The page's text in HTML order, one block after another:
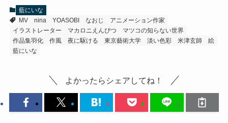
藍にいな
MV
nina YOASOBI なおじ
アニメーション作家
イラストレーター
マカロニえんぴつ
マツコの知らない世界
作品集羽化
作風 夜に駆ける 東京藝術大学 淡い色彩 米津玄師
絵
藍にいな
よかったらシェアしてね！